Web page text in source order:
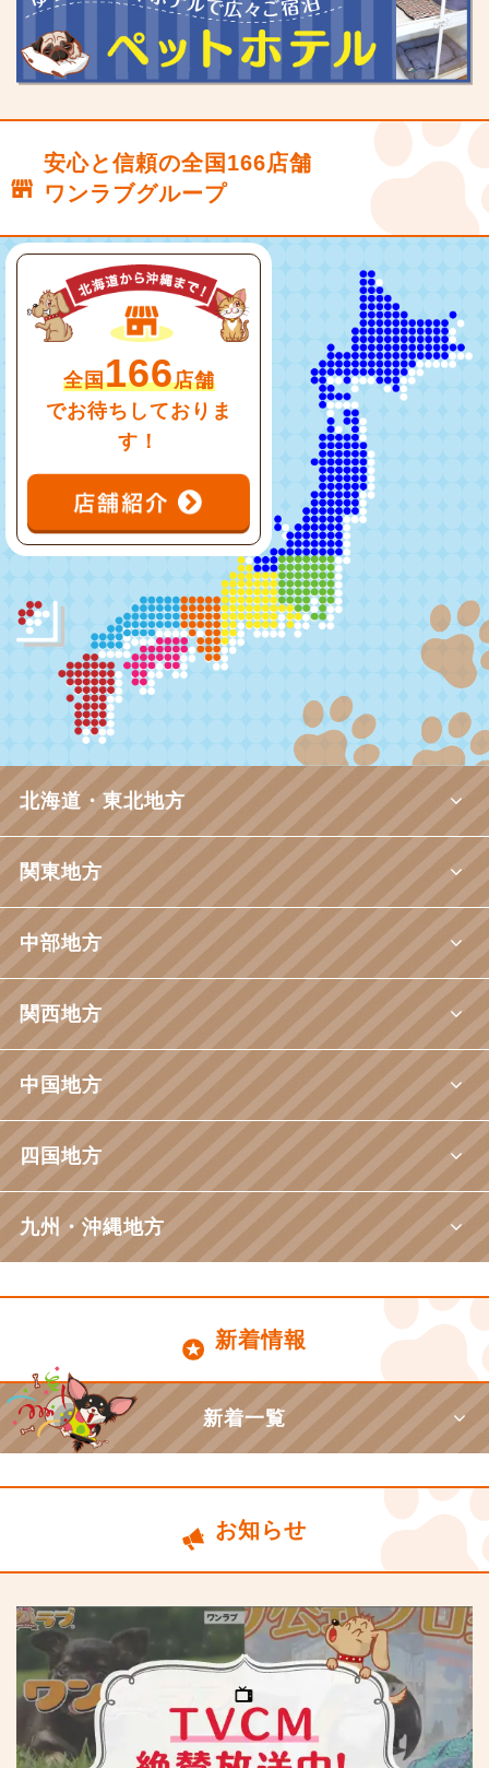
安心と信頼の全国166店舗
ワンラブグループ
全国166店舗
でお待ちしておりま
す！
北海道・東北地方
関東地方
中部地方
関西地方
中国地方
四国地方
九州・沖縄地方
新着情報
新着一覧
お知らせ